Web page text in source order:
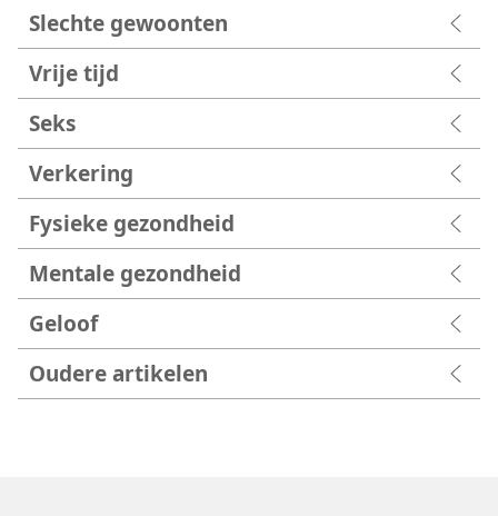
Slechte gewoonten
Vrije tijd
Seks
Verkering
Fysieke gezondheid
Mentale gezondheid
Geloof
Oudere artikelen